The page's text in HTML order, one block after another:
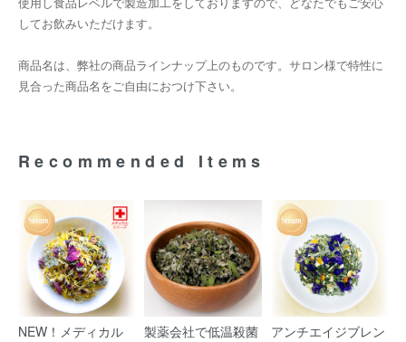
してお飲みいただけます。
商品名は、弊社の商品ラインナップ上のものです。サロン様で特性に
見合った商品名をご自由におつけ下さい。
Recommended Items
NEW！メディカル
製薬会社で低温殺菌
アンチエイジブレン